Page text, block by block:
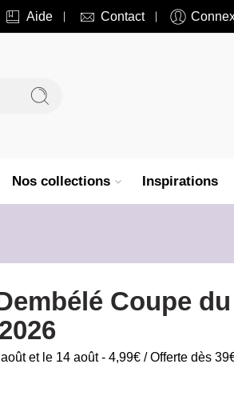
Aide Contact
Nos collections Inspirations
Coupe du
et le 14 août - 4,99€ / Offerte dès